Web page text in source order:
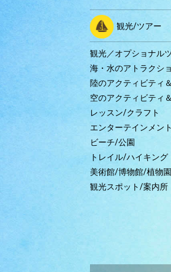
観光/ツアー
観光／オプショナル
海・水のアトラクシ
陸のアクティビティ
空のアクティビティ
レッスン/クラフト
エンターテインメント
ビーチ/公園
トレイル/ハイキング
美術館/博物館/植物園
観光スポット/案内所